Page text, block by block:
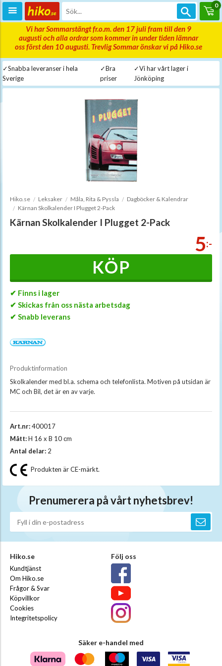
0
Vi har Sommarstängt fr.o.m. den 17 juli fram till den 9
augusti och alla ordrar som kommer in under tiden lämnar
oss först den 10 augusti. Trevlig Sommar önskar vi på Hiko.se
✓Snabba leveranser i hela
Sverige
✓Bra
priser
✓Vi har vårt lager i
Jönköping
Hiko.se Leksaker Måla, Rita & Pyssla
Dagböcker & Kalendrar
Kärnan Skolkalender I Plugget 2-Pack
Kärnan Skolkalender I Plugget 2-Pack
5:-
KÖP
✔ Finns i lager
✔ Skickas från oss nästa arbetsdag
✔ Snabb leverans
Produktinformation
Skolkalender med bl.a. schema och telefonlista. Motiven på utsidan är
MC och Bil, det är en av varje.
Art.nr:400017
Mått:H 16 x B 10 cm
Antal delar: 2
Produkten är CE-märkt.
Prenumerera på vårt nyhetsbrev!
Hiko.se
Kundtjänst
Om Hiko.se
Frågor & Svar
Köpvillkor
Cookies
Integritetspolicy
Följ oss
Säker e-handel med